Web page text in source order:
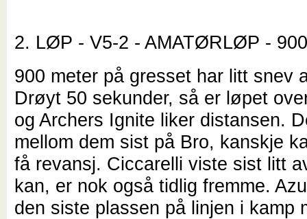
2. LØP - V5-2 - AMATØRLØP -
900 meter på gresset har litt snev
Drøyt 50 sekunder, så er løpet
og Archers Ignite liker distansen.
mellom dem sist på Bro, kanskje
få revansj. Ciccarelli viste sist litt
kan, er nok også tidlig fremme.
den siste plassen på linjen i kamp